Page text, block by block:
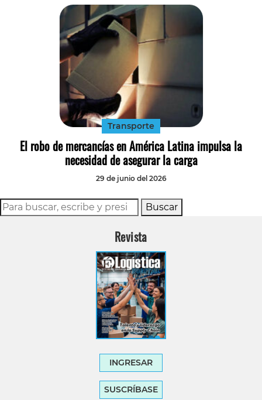
Transporte
El robo de mercancías en América Latina impulsa la
necesidad de asegurar la carga
29 de junio del 2026
Buscar
Revista
INGRESAR
SUSCRÍBASE